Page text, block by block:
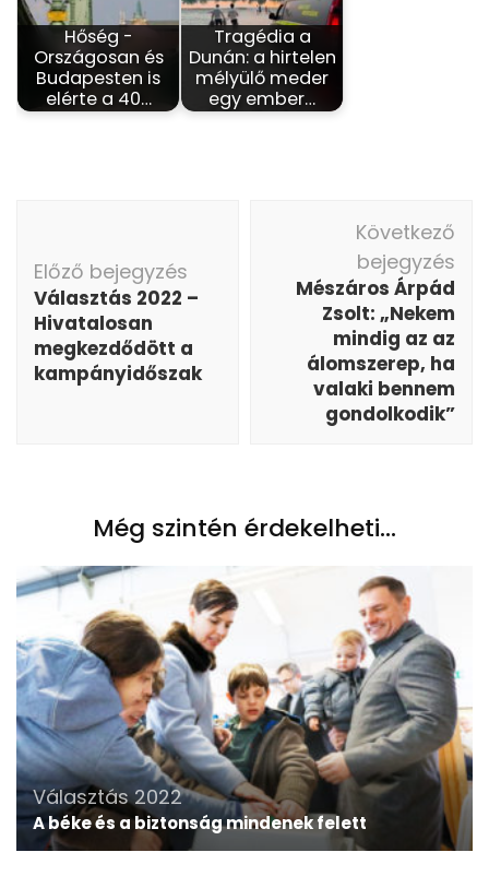
Hőség -
Országosan és
Budapesten is
elérte a 40…
Tragédia a
Dunán: a hirtelen
mélyülő meder
egy ember…
Előző bejegyzés
Választás 2022 –
Hivatalosan
megkezdődött a
kampányidőszak
Következő
bejegyzés
Mészáros Árpád
Zsolt: „Nekem
mindig az az
álomszerep, ha
valaki bennem
gondolkodik”
Még szintén érdekelheti...
Választás 2022
A béke és a biztonság mindenek felett